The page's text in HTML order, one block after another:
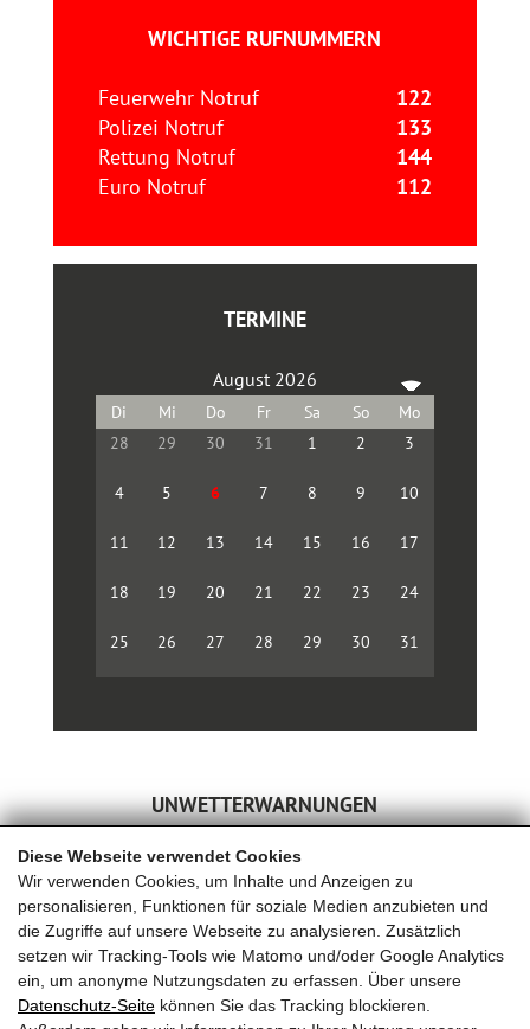
Diese Webseite verwendet Cookies
Wir verwenden Cookies, um Inhalte und Anzeigen zu
personalisieren, Funktionen für soziale Medien anzubieten und
die Zugriffe auf unsere Webseite zu analysieren. Zusätzlich
setzen wir Tracking-Tools wie Matomo und/oder Google Analytics
ein, um anonyme Nutzungsdaten zu erfassen. Über unsere
Datenschutz-Seite können Sie das Tracking blockieren.
WICHTIGE RUFNUMMERN
Feuerwehr Notruf
122
Polizei Notruf
133
Rettung Notruf
144
Euro Notruf
112
TERMINE
August 2026
28 29 30 31 1 2 3
4 5 6 7 8 9 10
11 12 13 14 15 16 17
18 19 20 21 22 23 24
25 26 27 28 29 30 31
UNWETTERWARNUNGEN